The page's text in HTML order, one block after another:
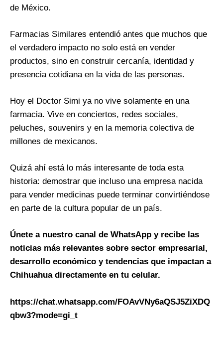
de México.
Farmacias Similares entendió antes que muchos que
el verdadero impacto no solo está en vender
productos, sino en construir cercanía, identidad y
presencia cotidiana en la vida de las personas.
Hoy el Doctor Simi ya no vive solamente en una
farmacia. Vive en conciertos, redes sociales,
peluches, souvenirs y en la memoria colectiva de
millones de mexicanos.
Quizá ahí está lo más interesante de toda esta
historia: demostrar que incluso una empresa nacida
para vender medicinas puede terminar convirtiéndose
en parte de la cultura popular de un país.
Únete a nuestro canal de WhatsApp y recibe las
noticias más relevantes sobre sector empresarial,
desarrollo económico y tendencias que impactan a
Chihuahua directamente en tu celular.
https://chat.whatsapp.com/FOAvVNy6aQSJ5ZiXDQ
qbw3?mode=gi_t